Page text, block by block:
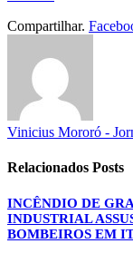
Compartilhar.
Vinicius Mororó -
Relacionados Posts
INCÊNDIO DE
INDUSTRIAL
BOMBEIROS EM